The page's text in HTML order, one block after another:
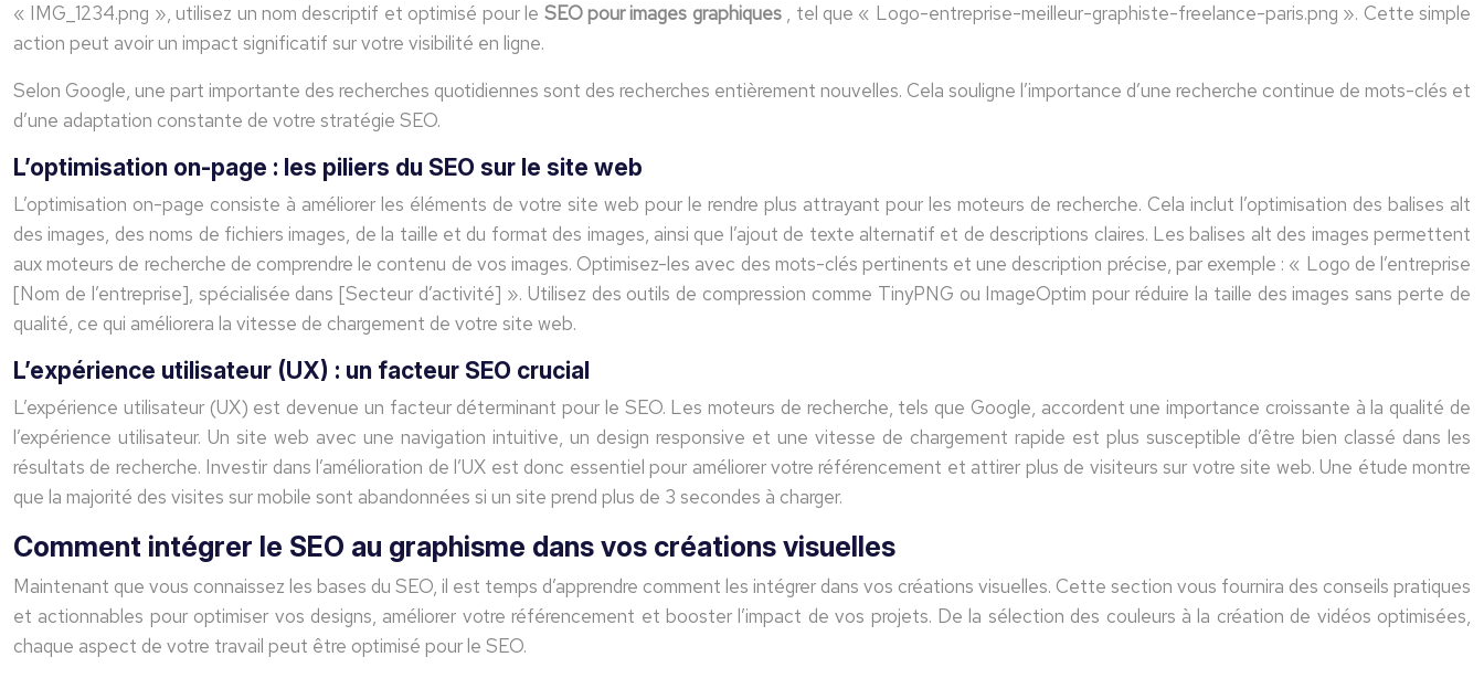
« IMG_1234.png », utilisez un nom descriptif et optimisé pour le SEO pour images graphiques , tel que « Logo-entreprise-meilleur-graphiste-freelance-paris.png ». Cette simple
action peut avoir un impact significatif sur votre visibilité en ligne.
Selon Google, une part importante des recherches quotidiennes sont des recherches entièrement nouvelles. Cela souligne l’importance d’une recherche continue de mots-clés et
d’une adaptation constante de votre stratégie SEO.
L’optimisation on-page : les piliers du SEO sur le site web
L’optimisation on-page consiste à améliorer les éléments de votre site web pour le rendre plus attrayant pour les moteurs de recherche. Cela inclut l’optimisation des balises alt
des images, des noms de fichiers images, de la taille et du format des images, ainsi que l’ajout de texte alternatif et de descriptions claires. Les balises alt des images permettent
aux moteurs de recherche de comprendre le contenu de vos images. Optimisez-les avec des mots-clés pertinents et une description précise, par exemple : « Logo de l’entreprise
[Nom de l’entreprise], spécialisée dans [Secteur d’activité] ». Utilisez des outils de compression comme TinyPNG ou ImageOptim pour réduire la taille des images sans perte de
qualité, ce qui améliorera la vitesse de chargement de votre site web.
L’expérience utilisateur (UX) : un facteur SEO crucial
L’expérience utilisateur (UX) est devenue un facteur déterminant pour le SEO. Les moteurs de recherche, tels que Google, accordent une importance croissante à la qualité de
l’expérience utilisateur. Un site web avec une navigation intuitive, un design responsive et une vitesse de chargement rapide est plus susceptible d’être bien classé dans les
résultats de recherche. Investir dans l’amélioration de l’UX est donc essentiel pour améliorer votre référencement et attirer plus de visiteurs sur votre site web. Une étude montre
que la majorité des visites sur mobile sont abandonnées si un site prend plus de 3 secondes à charger.
Comment intégrer le SEO au graphisme dans vos créations visuelles
Maintenant que vous connaissez les bases du SEO, il est temps d’apprendre comment les intégrer dans vos créations visuelles. Cette section vous fournira des conseils pratiques
et actionnables pour optimiser vos designs, améliorer votre référencement et booster l’impact de vos projets. De la sélection des couleurs à la création de vidéos optimisées,
chaque aspect de votre travail peut être optimisé pour le SEO.